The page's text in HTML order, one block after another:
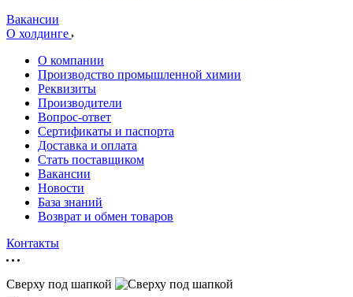
Вакансии
О холдинге
О компании
Производство промышленной химии
Реквизиты
Производители
Вопрос-ответ
Сертификаты и паспорта
Доставка и оплата
Стать поставщиком
Вакансии
Новости
База знаний
Возврат и обмен товаров
Контакты
Сверху под шапкой